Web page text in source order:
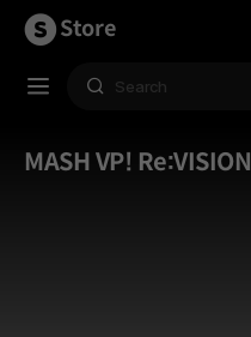
Store
MASH VP! Re:VISION